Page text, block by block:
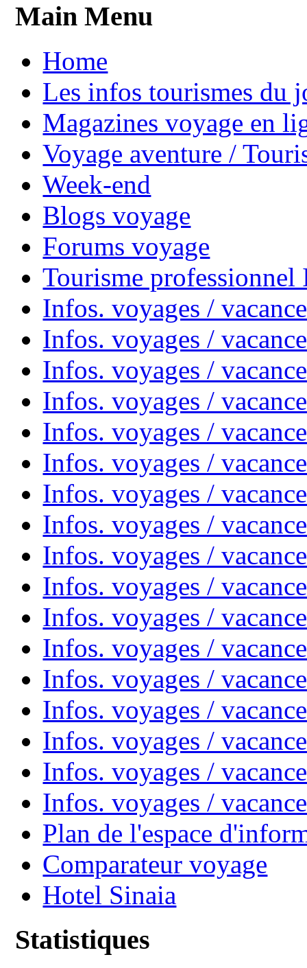
Main Menu
Home
Les infos tourismes du
Magazines voyage en
Voyage aventure /
Week-end
Blogs voyage
Forums voyage
Tourisme
Infos. voyages /
Infos. voyages /
Infos. voyages /
Infos. voyages /
Infos. voyages /
Infos. voyages /
Infos. voyages /
Infos. voyages /
Infos. voyages /
Infos. voyages /
Infos. voyages /
Infos. voyages /
Infos. voyages /
Infos. voyages /
Infos. voyages /
Infos. voyages /
Infos. voyages /
Plan de l'espace
Comparateur voyage
Hotel Sinaia
Statistiques